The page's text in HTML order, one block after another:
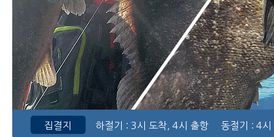
집결지 하절기 : 3시 도착, 4시 출항 동절기 : 4시